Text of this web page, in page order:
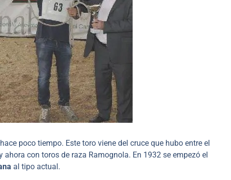
poco tiempo. Este toro viene del cruce que hubo entre el
ahora con toros de raza Ramognola. En 1932 se empezó el
al tipo actual.